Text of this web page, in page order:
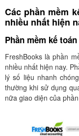
Các phần mềm
nhiều nhất hiện
Phần mềm kế
FreshBooks là phần
nhiều nhất hiện nay.
lý số liệu nhanh
thường khi sử dụng
nữa giao diện của